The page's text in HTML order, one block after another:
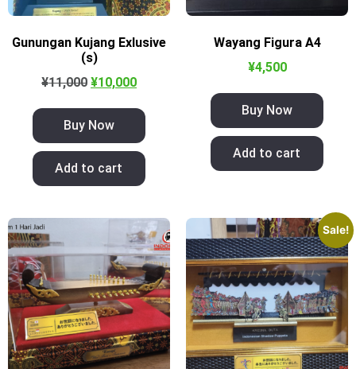
Gunungan Kujang Exlusive
(s)
¥11,000 ¥10,000
Buy Now
Add to cart
Wayang Figura A4
¥4,500
Buy Now
Add to cart
Sale!